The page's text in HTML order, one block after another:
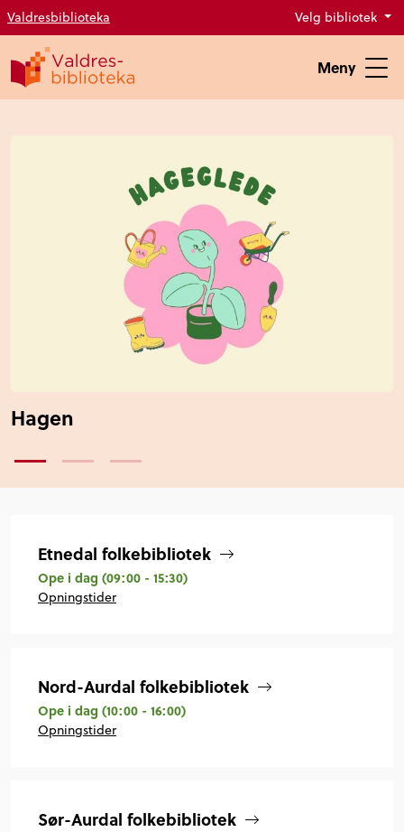
Valdresbiblioteka Velg bibliotek
Meny
Hagen
Etnedal folkebibliotek
Ope i dag (09:00 - 15:30)
Opningstider
Nord-Aurdal folkebibliotek
Ope i dag (10:00 - 16:00)
Opningstider
Sør-Aurdal folkebibliotek